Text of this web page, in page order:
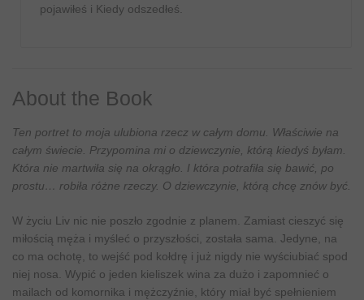
pojawiłeś i Kiedy odszedłeś.
About the Book
Ten portret to moja ulubiona rzecz w całym domu. Właściwie na
całym świecie. Przypomina mi o dziewczynie, którą kiedyś byłam.
Która nie martwiła się na okrągło. I która potrafiła się bawić, po
prostu… robiła różne rzeczy. O dziewczynie, którą chcę znów być.
W życiu Liv nic nie poszło zgodnie z planem. Zamiast cieszyć się
miłością męża i myśleć o przyszłości, została sama. Jedyne, na
co ma ochotę, to wejść pod kołdrę i już nigdy nie wyściubiać spod
niej nosa. Wypić o jeden kieliszek wina za dużo i zapomnieć o
mailach od komornika i mężczyźnie, który miał być spełnieniem